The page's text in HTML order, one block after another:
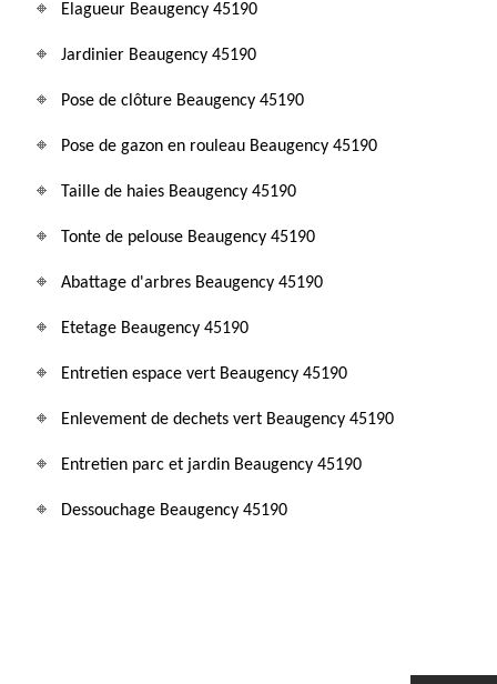
Elagueur Beaugency 45190
Jardinier Beaugency 45190
Pose de clôture Beaugency 45190
Pose de gazon en rouleau Beaugency 45190
Taille de haies Beaugency 45190
Tonte de pelouse Beaugency 45190
Abattage d'arbres Beaugency 45190
Etetage Beaugency 45190
Entretien espace vert Beaugency 45190
Enlevement de dechets vert Beaugency 45190
Entretien parc et jardin Beaugency 45190
Dessouchage Beaugency 45190